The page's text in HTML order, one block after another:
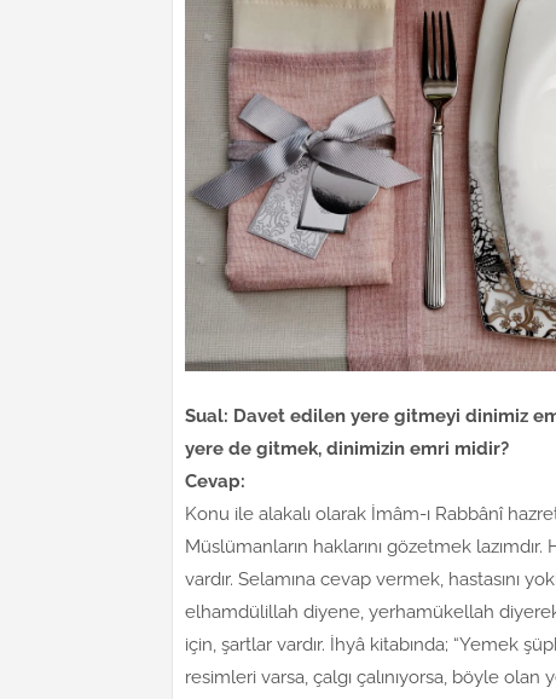
Sual: Davet edilen yere gitmeyi dinimiz
yere de gitmek, dinimizin emri midir?
Cevap:
Konu ile alakalı olarak İmâm-ı Rabbânî
Müslümanların haklarını gözetmek
vardır. Selamına cevap vermek, hastasını
elhamdülillah diyene, yerhamükellah
için, şartlar vardır. İhyâ kitabında; “Yemek
resimleri varsa, çalgı çalınıyorsa, böyle olan